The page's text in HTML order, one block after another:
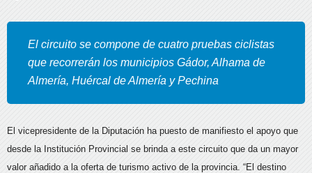
El circuito se compone de cuatro pruebas ciclistas
que recorrerán los municipios Gádor, Alhama de
Almería, Huércal de Almería y Pechina
El vicepresidente de la Diputación ha puesto de manifiesto el apoyo que
desde la Institución Provincial se brinda a este circuito que da un mayor
valor añadido a la oferta de turismo activo de la provincia. “El destino